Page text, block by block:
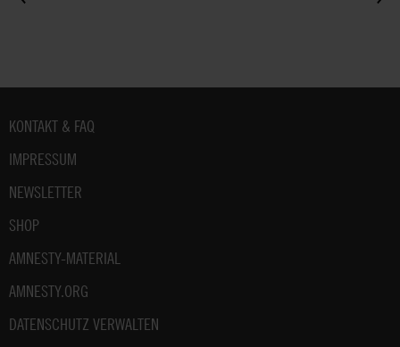
Fußbereich
KONTAKT & FAQ
IMPRESSUM
NEWSLETTER
SHOP
AMNESTY-MATERIAL
AMNESTY.ORG
DATENSCHUTZ VERWALTEN